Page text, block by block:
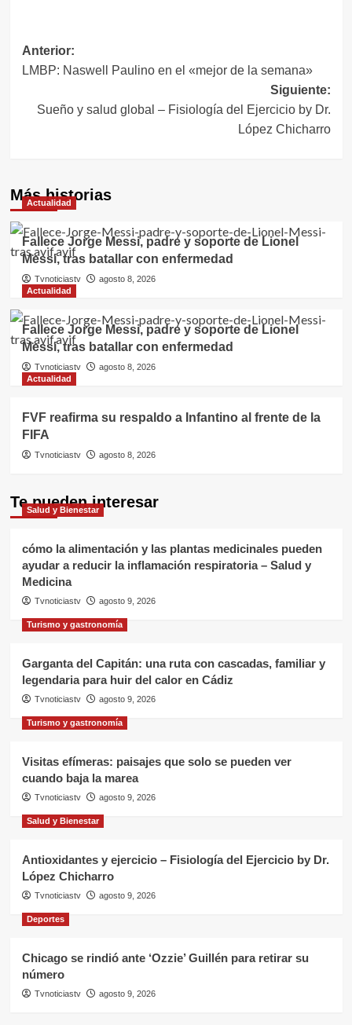
Navegación
de
entradas
Anterior:
LMBP: Naswell Paulino en el «mejor de la semana»
Siguiente:
Sueño y salud global – Fisiología del Ejercicio by Dr.
López Chicharro
Más historias
Actualidad
Fallece Jorge Messi, padre y soporte de Lionel
Messi, tras batallar con enfermedad
Tvnoticiastv
agosto 8, 2026
Actualidad
Fallece Jorge Messi, padre y soporte de Lionel
Messi, tras batallar con enfermedad
Tvnoticiastv
agosto 8, 2026
Actualidad
FVF reafirma su respaldo a Infantino al frente de la
FIFA
Tvnoticiastv agosto 8, 2026
Te pueden interesar
Salud y Bienestar
cómo la alimentación y las plantas medicinales pueden
ayudar a reducir la inflamación respiratoria – Salud y
Medicina
Tvnoticiastv agosto 9, 2026
Turismo y gastronomía
Garganta del Capitán: una ruta con cascadas, familiar y
legendaria para huir del calor en Cádiz
Tvnoticiastv agosto 9, 2026
Turismo y gastronomía
Visitas efímeras: paisajes que solo se pueden ver
cuando baja la marea
Tvnoticiastv agosto 9, 2026
Salud y Bienestar
Antioxidantes y ejercicio – Fisiología del Ejercicio by Dr.
López Chicharro
Tvnoticiastv agosto 9, 2026
Deportes
Chicago se rindió ante ‘Ozzie’ Guillén para retirar su
número
Tvnoticiastv agosto 9, 2026